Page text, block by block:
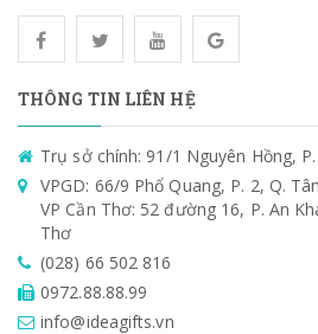
THÔNG TIN LIÊN HỆ
Trụ sở chính: 91/1 Nguyên Hồng,
VPGD: 66/9 Phổ Quang, P. 2, Q.
VP Cần Thơ: 52 đường 16, P. An
Thơ
(028) 66 502 816
0972.88.88.99
info@ideagifts.vn